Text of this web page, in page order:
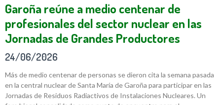
Garoña reúne a medio centenar de
profesionales del sector nuclear en las
Jornadas de Grandes Productores
24/06/2026
Más de medio centenar de personas se dieron cita la semana pasada
en la central nuclear de Santa María de Garoña para participar en las
Jornadas de Residuos Radiactivos de Instalaciones Nucleares. Un